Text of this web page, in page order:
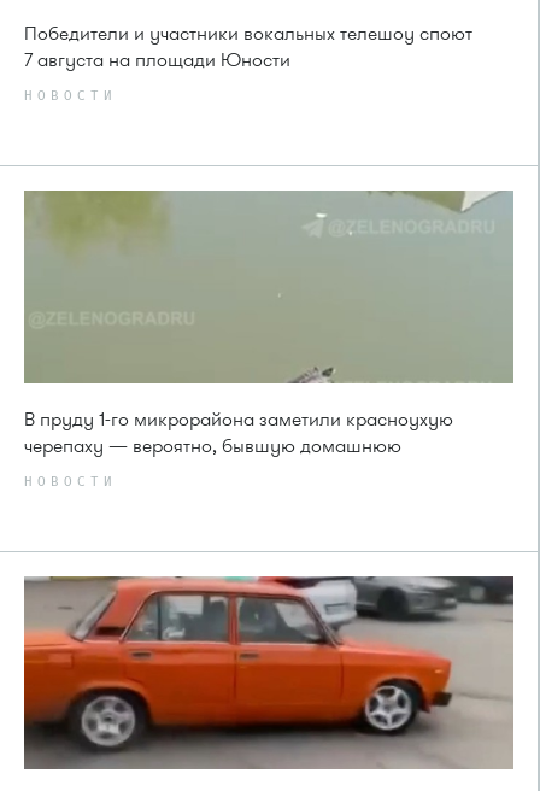
Победители и участники вокальных телешоу споют
7 августа на площади Юности
НОВОСТИ
В пруду 1-го микрорайона заметили красноухую
черепаху — вероятно, бывшую домашнюю
НОВОСТИ